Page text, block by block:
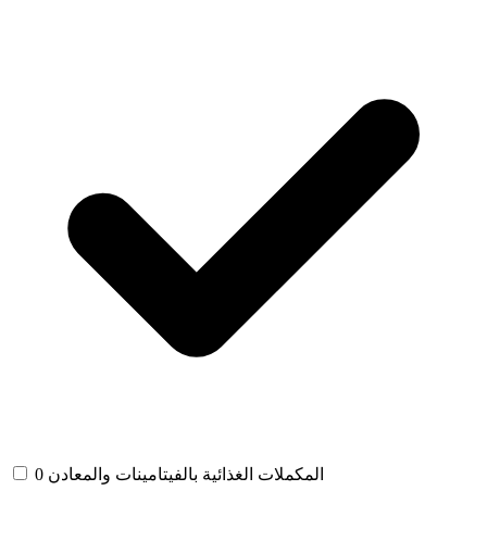
المكملات الغذائية بالفيتامينات والمعادن 0